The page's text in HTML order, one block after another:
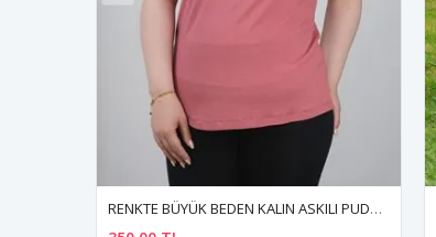
RENKTE BÜYÜK BEDEN KALIN ASKILI PUDRA BLUZ